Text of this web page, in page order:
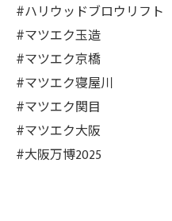
#ハリウッドブロウリフト
#マツエク玉造
#マツエク京橋
#マツエク寝屋川
#マツエク関目
#マツエク大阪
#大阪万博2025